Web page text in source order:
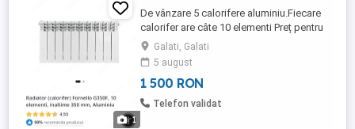
1
De vânzare 5 calorifere aluminiu.Fiecare
calorifer are câte 10 elementi Preț pentru
toate:1500 lei
Galati, Galati
5 august
1 500 RON
Telefon validat